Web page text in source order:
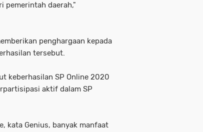
pemerintah daerah,"
penghargaan kepada
tersebut.
keberhasilan SP Online 2020
aktif dalam SP
kata Genius, banyak manfaat